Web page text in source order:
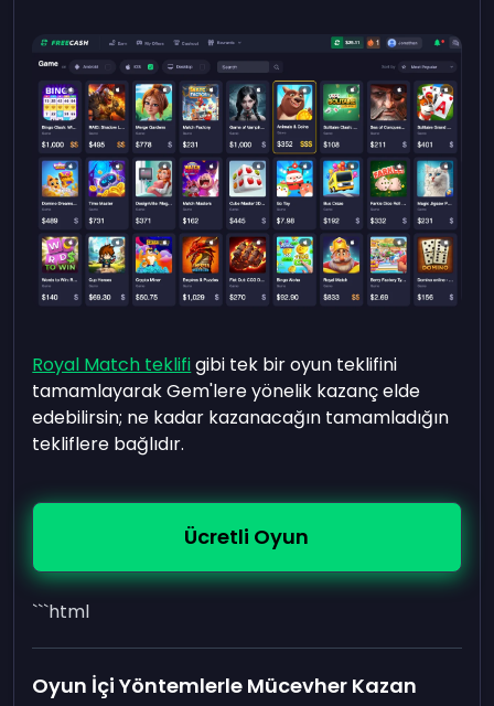
Royal Match teklifigibi tek bir oyun teklifini
tamamlayarak Gem'lere yönelik kazanç elde
edebilirsin; ne kadar kazanacağın tamamladığın
tekliflere bağlıdır.
Ücretli Oyun
```html
Oyun İçi Yöntemlerle Mücevher Kazan